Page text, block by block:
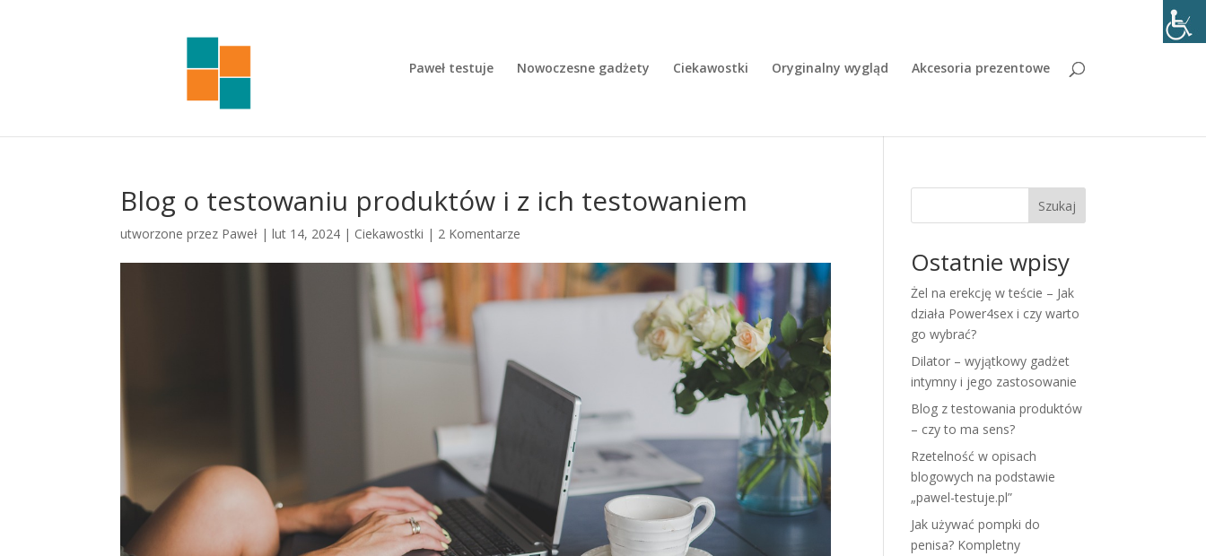
Paweł testuje Nowoczesne gadżety Ciekawostki Oryginalny wygląd Akcesoria prezentowe
Blog o testowaniu produktów i z ich testowaniem
utworzone przez Paweł |lut 14, 2024 | Ciekawostki | 2 Komentarze
Szukaj
Ostatnie wpisy
Żel na erekcję w teście – Jak
działa Power4sex i czy warto
go wybrać?
Dilator – wyjątkowy gadżet
intymny i jego zastosowanie
Blog z testowania produktów
– czy to ma sens?
Rzetelność w opisach
blogowych na podstawie
„pawel-testuje.pl”
Jak używać pompki do
penisa? Kompletny